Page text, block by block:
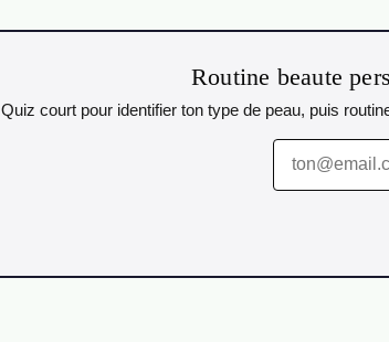
Routine beaute
Quiz court pour identifier ton type de peau, puis